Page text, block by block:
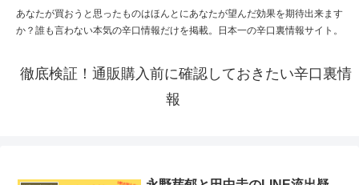
あなたが買おうと思ったものはほんとにあなたが望んだ効果を期待出来ます
か？誰も言わない本気の辛口情報だけを掲載。日本一の辛口裏情報サイト。
徹底検証！通販購入前に確認しておきたい辛口裏情
報